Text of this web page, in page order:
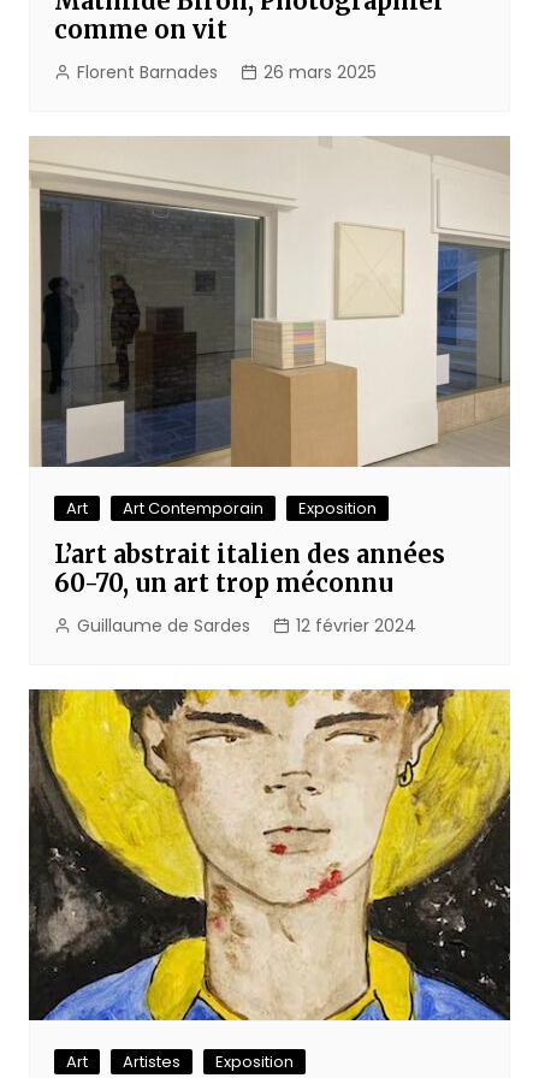
comme on vit
Florent Barnades 26 mars 2025
Art Art Contemporain Exposition
L’art abstrait italien des années
60-70, un art trop méconnu
Guillaume de Sardes 12 février 2024
Art Artistes Exposition